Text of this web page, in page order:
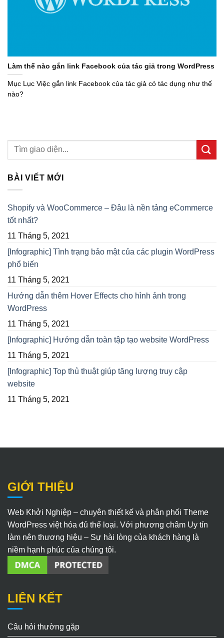
Làm thế nào gắn link Facebook của tác giả trong WordPress
Mục Lục Việc gắn link Facebook của tác giả có tác dụng như thế
nào?
BÀI VIẾT MỚI
Shopify và WooCommerce – Đâu là nền tảng eCommerce
tốt nhất?
11 Tháng 5, 2021
[Infographic] Tình trạng bảo mật của các plugin WordPress
phổ biến
11 Tháng 5, 2021
Hướng dẫn thêm Hover Effects cho hình ảnh trong
WordPress
11 Tháng 5, 2021
[Infographic] Hướng dẫn toàn tập tạo website WordPress
11 Tháng 5, 2021
[Infographic] Top thủ thuật giúp tăng lượng truy cập
website
11 Tháng 5, 2021
GIỚI THIỆU
Web Khởi Nghiệp – chuyên thiết kế và phân phối Theme
WordPress việt hóa đủ thể loại. Với phương châm Uy tín
làm nên thương hiệu – Sự hài lòng của khách hàng là
niềm hạnh phúc của chúng tôi.
LIÊN KẾT
Câu hỏi thường gặp